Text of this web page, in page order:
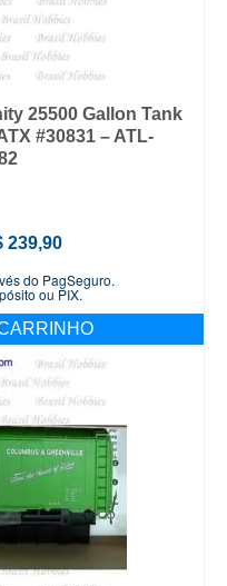
25500 Gallon Tank
#30831 – ATL-
279,90.
239,90O
atual
é:
R$ 239,90.
do PagSeguro.
ou PIX.